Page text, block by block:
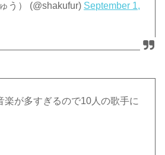
う） (@shakufur) September 1,
楽が多すぎるので10人の歌手に